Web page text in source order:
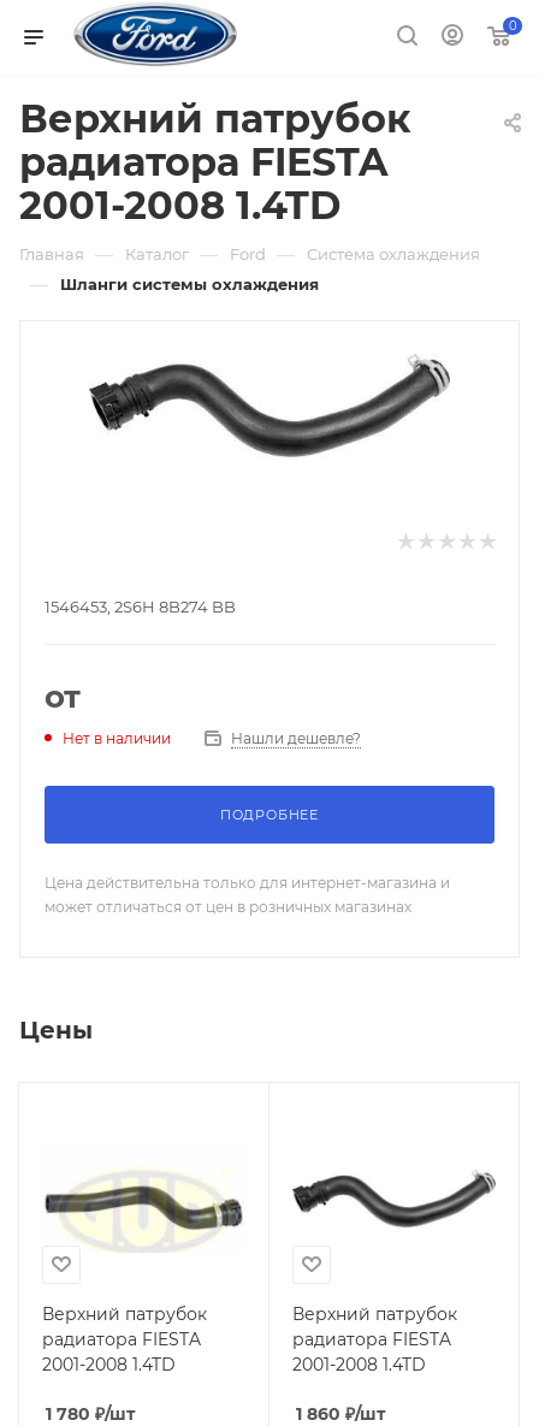
0
Верхний патрубок
радиатора FIESTA
2001-2008 1.4TD
Главная — Каталог — Ford — Система охлаждения
— Шланги системы охлаждения
1546453, 2S6H 8B274 BB
от
Нет в наличии Нашли дешевле?
ПОДРОБНЕЕ
Цена действительна только для интернет-магазина и
может отличаться от цен в розничных магазинах
Цены
Верхний патрубок
радиатора FIESTA
2001-2008 1.4TD
1 780 ₽/шт
Верхний патрубок
радиатора FIESTA
2001-2008 1.4TD
1 860 ₽/шт